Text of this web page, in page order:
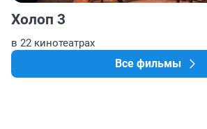
Холоп 3
в 22 кинотеатрах
Все фильмы